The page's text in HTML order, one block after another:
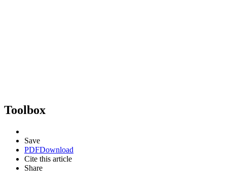
Toolbox
Save
PDFDownload
Cite this article
Share